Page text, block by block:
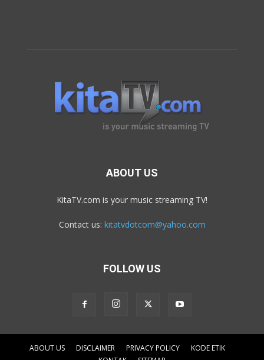
ABOUT US
KitaTV.com is your music streaming TV!
Contact us: kitatvdotcom@yahoo.com
FOLLOW US
ABOUT US DISCLAIMER PRIVACY POLICY
KODE ETIK